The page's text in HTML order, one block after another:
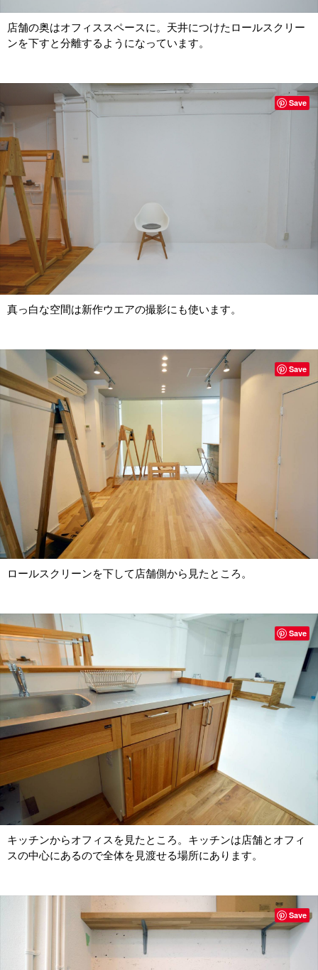
店舗の奥はオフィススペースに。天井につけたロールスクリー
ンを下すと分離するようになっています。
真っ白な空間は新作ウエアの撮影にも使います。
Save
ロールスクリーンを下して店舗側から見たところ。
Save
キッチンからオフィスを見たところ。キッチンは店舗とオフィ
スの中心にあるので全体を見渡せる場所にあります。
Save
Save